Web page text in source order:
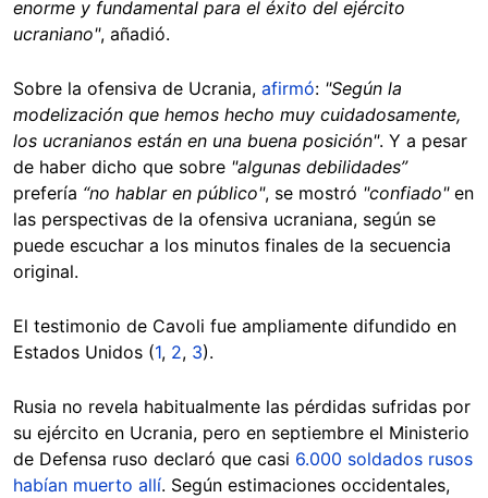
enorme y fundamental para el éxito del ejército
ucraniano", añadió.
Sobre la ofensiva de Ucrania, afirmó: "Según la
modelización que hemos hecho muy cuidadosamente,
los ucranianos están en una buena posición". Y a pesar
de haber dicho que sobre "algunas debilidades”
prefería “no hablar en público", se mostró "confiado"en
las perspectivas de la ofensiva ucraniana, según se
puede escuchar a los minutos finales de la secuencia
original.
El testimonio de Cavoli fue ampliamente difundido en
Estados Unidos (1, 2, 3).
Rusia no revela habitualmente las pérdidas sufridas por
su ejército en Ucrania, pero en septiembre el Ministerio
de Defensa ruso declaró que casi 6.000 soldados rusos
habían muerto allí. Según estimaciones occidentales,